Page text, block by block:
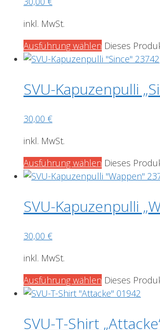
inkl. MwSt.
Ausführung wählen Dieses
SVU-Kapuzenpulli
30,00 €
inkl. MwSt.
Ausführung wählen Dieses
SVU-Kapuzenpulli
30,00 €
inkl. MwSt.
Ausführung wählen Dieses
SVU-T-Shirt